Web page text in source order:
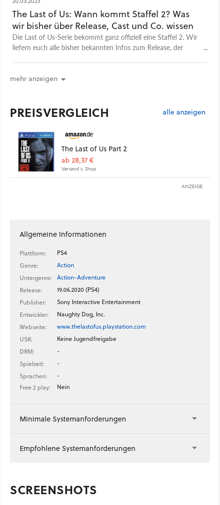
eine Frage stellen? Ab damit in die Kommentare unter diesem
Video! Ähnliche Themen: Test - Star Wars Jedi: Survivor
- Famose Fortsetzung, fatale Technik Video - Späte Liebe:
Nach über 25 Jahren kann ich endlich Resident Evil genießen
Kolumne - Wieso Armored Core 6 uns alle angeht, egal ob
Mech-Fan oder nicht
The Last of Us: Wann kommt Staffel 2? Was
wir bisher über Release, Cast und Co. wissen
Die Last of Us-Serie bekommt ganz offiziell eine Staffel 2. Wir
liefern euch alle bisher bekannten Infos zum Release, der
mehr anzeigen
PREISVERGLEICH alle anzeigen
The Last of Us Part 2
ab 28,37 €
Versand s. Shop
ANZEIGE
Allgemeine Informationen
Plattform:
PS4
Genre:
Action
Untergenre:
Action-Adventure
Release:
19.06.2020 (PS4)
Publisher:
Sony Interactive Entertainment
Entwickler:
Naughty Dog, Inc.
Webseite:
www.thelastofus.playstation.com
USK:
Keine Jugendfreigabe
DRM:
-
Spielzeit:
-
Sprachen:
-
Free 2 play:
Nein
Minimale Systemanforderungen
Empfohlene Systemanforderungen
SCREENSHOTS